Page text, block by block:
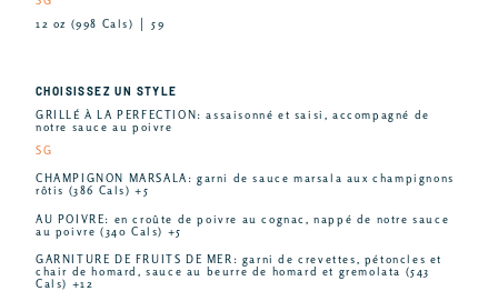
12 oz (998 Cals) │ 59
CHOISISSEZ UN STYLE
GRILLÉ À LA PERFECTION: assaisonné et saisi, accompagné de
notre sauce au poivre
SG
CHAMPIGNON MARSALA: garni de sauce marsala aux champignons
rôtis (386 Cals) +5
AU POIVRE: en croûte de poivre au cognac, nappé de notre sauce
au poivre (340 Cals) +5
GARNITURE DE FRUITS DE MER: garni de crevettes, pétoncles et
chair de homard, sauce au beurre de homard et gremolata (543
Cals) +12